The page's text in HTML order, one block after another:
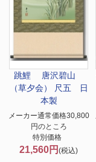
跳鯉 唐沢碧山
（草夕会） 尺五 日
本製
メーカー通常価格30,800
円のところ
特別価格
21,560円(税込)